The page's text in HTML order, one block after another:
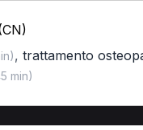
, trattamento
min)